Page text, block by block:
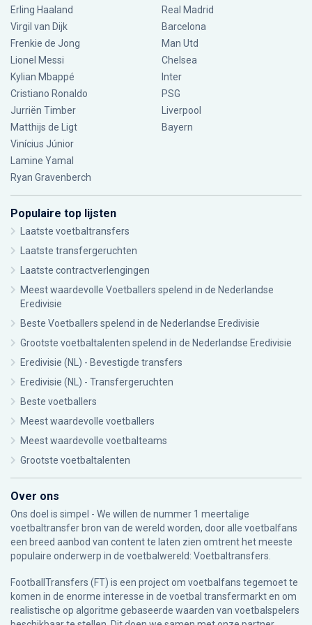
Erling Haaland
Virgil van Dijk
Frenkie de Jong
Lionel Messi
Kylian Mbappé
Cristiano Ronaldo
Jurriën Timber
Matthijs de Ligt
Vinícius Júnior
Lamine Yamal
Ryan Gravenberch
Real Madrid
Barcelona
Man Utd
Chelsea
Inter
PSG
Liverpool
Bayern
Populaire top lijsten
Laatste voetbaltransfers
Laatste transfergeruchten
Laatste contractverlengingen
Meest waardevolle Voetballers spelend in de Nederlandse
Eredivisie
Beste Voetballers spelend in de Nederlandse Eredivisie
Grootste voetbaltalenten spelend in de Nederlandse Eredivisie
Eredivisie (NL) - Bevestigde transfers
Eredivisie (NL) - Transfergeruchten
Beste voetballers
Meest waardevolle voetballers
Meest waardevolle voetbalteams
Grootste voetbaltalenten
Over ons
Ons doel is simpel - We willen de nummer 1 meertalige
voetbaltransfer bron van de wereld worden, door alle voetbalfans
een breed aanbod van content te laten zien omtrent het meeste
populaire onderwerp in de voetbalwereld: Voetbaltransfers.
FootballTransfers (FT) is een project om voetbalfans tegemoet te
komen in de enorme interesse in de voetbal transfermarkt en om
realistische op algoritme gebaseerde waarden van voetbalspelers